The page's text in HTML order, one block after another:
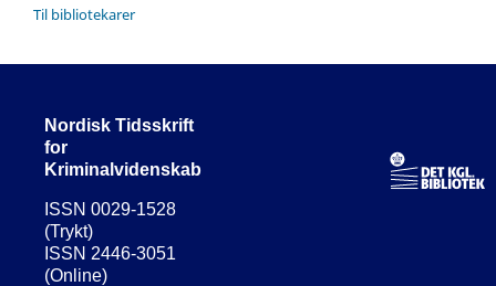
Til bibliotekarer
Nordisk Tidsskrift
for
Kriminalvidenskab
ISSN 0029-1528
(Trykt)
ISSN 2446-3051
(Online)